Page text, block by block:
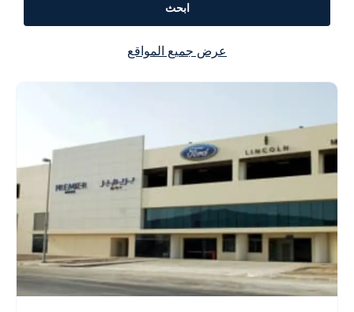
ابحث
عرض جميع المواقع